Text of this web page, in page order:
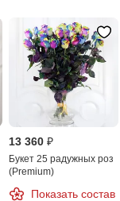
13 360 ₽
Букет 25 радужных роз
(Premium)
Показать состав